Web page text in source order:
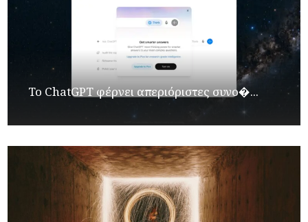
Το ChatGPT φέρνει απεριόριστες συνο�...